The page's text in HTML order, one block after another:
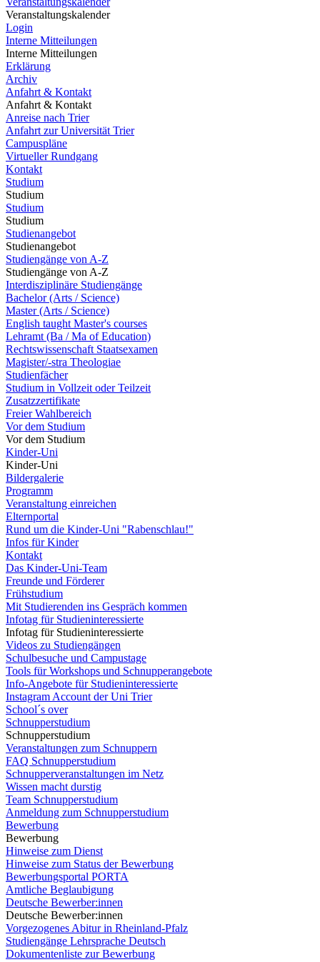
Veranstaltungskalender
Login
Interne Mitteilungen
Interne Mitteilungen
Erklärung
Archiv
Anfahrt & Kontakt
Anfahrt & Kontakt
Anreise nach Trier
Anfahrt zur Universität Trier
Campuspläne
Virtueller Rundgang
Kontakt
Studium
Studium
Studium
Studium
Studienangebot
Studienangebot
Studiengänge von A-Z
Studiengänge von A-Z
Interdisziplinäre Studiengänge
Bachelor (Arts / Science)
Master (Arts / Science)
English taught Master's courses
Lehramt (Ba / Ma of Education)
Rechtswissenschaft Staatsexamen
Magister/-stra Theologiae
Studienfächer
Studium in Vollzeit oder Teilzeit
Zusatzzertifikate
Freier Wahlbereich
Vor dem Studium
Vor dem Studium
Kinder-Uni
Kinder-Uni
Bildergalerie
Programm
Veranstaltung einreichen
Elternportal
Rund um die Kinder-Uni "Rabenschlau!"
Infos für Kinder
Kontakt
Das Kinder-Uni-Team
Freunde und Förderer
Frühstudium
Mit Studierenden ins Gespräch kommen
Infotag für Studieninteressierte
Infotag für Studieninteressierte
Videos zu Studiengängen
Schulbesuche und Campustage
Tools für Workshops und Schnupperangebote
Info-Angebote für Studieninteressierte
Instagram Account der Uni Trier
School´s over
Schnupperstudium
Schnupperstudium
Veranstaltungen zum Schnuppern
FAQ Schnupperstudium
Schnupperveranstaltungen im Netz
Wissen macht durstig
Team Schnupperstudium
Anmeldung zum Schnupperstudium
Bewerbung
Bewerbung
Hinweise zum Dienst
Hinweise zum Status der Bewerbung
Bewerbungsportal PORTA
Amtliche Beglaubigung
Deutsche Bewerber:innen
Deutsche Bewerber:innen
Vorgezogenes Abitur in Rheinland-Pfalz
Studiengänge Lehrsprache Deutsch
Dokumentenliste zur Bewerbung